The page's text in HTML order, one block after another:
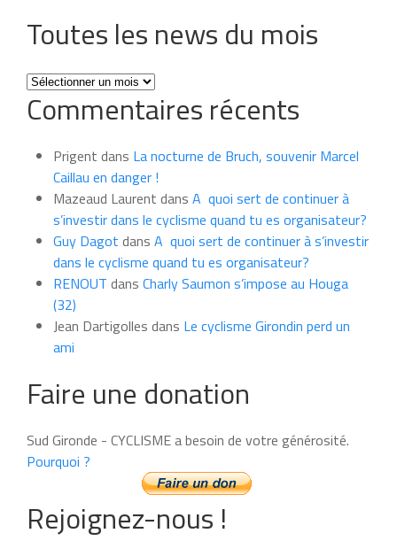
Toutes les news du mois
Toutes
les
news
mois
Commentaires récents
Prigent dans La nocturne de Bruch, souvenir Marcel
Caillau en danger !
Mazeaud Laurent dans A quoi sert de continuer à
s’investir dans le cyclisme quand tu es organisateur?
Guy Dagot dans A quoi sert de continuer à s’investir
dans le cyclisme quand tu es organisateur?
RENOUT dans Charly Saumon s’impose au Houga
(32)
Jean Dartigolles dans Le cyclisme Girondin perd un
ami
Faire une donation
Sud Gironde - CYCLISME a besoin de votre générosité.
Pourquoi ?
Rejoignez-nous !